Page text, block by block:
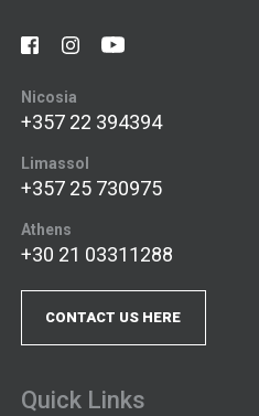
Nicosia
+357 22 394394
Limassol
+357 25 730975
Athens
+30 21 03311288
CONTACT US HERE
Quick Links